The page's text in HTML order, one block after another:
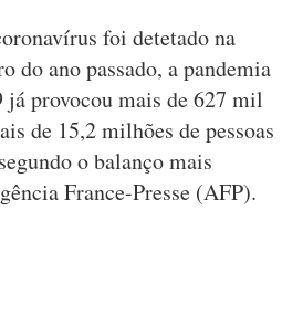
foi detetado na
do ano passado, a pandemia
já provocou mais de 627 mil
de 15,2 milhões de pessoas
o balanço mais
France-Presse (AFP).